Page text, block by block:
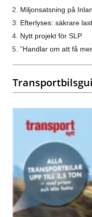
Miljonsatsning på
Efterlyses: säkrare
Nytt projekt för SLP
”Handlar om att få